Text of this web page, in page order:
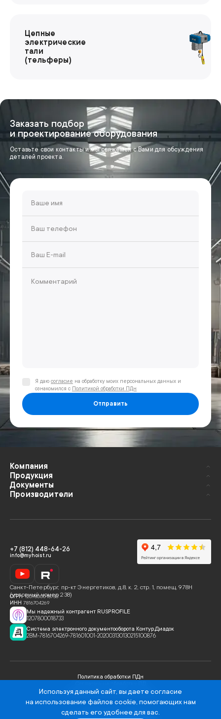
Цепные
электрические
тали
(тельферы)
Заказать подбор
и проектирование оборудования
Оставьте свои контакты и мы свяжемся с Вами для обсуждения
деталей проекта.
Отправить
Я даю согласие на обработку моих персональных данных и
ознакомился с Политикой обработки ПДн
+7 (812) 448-64-26
info@myhoist.ru
Санкт-Петербург, пр-кт Энергетиков, д.8, к. 2, стр. 1, помещ. 978Н
(условный номер 238)
ОГРН1207800018733
ИНН7816704269
Мы надежный контрагент RUSPROFILE
1207800018733
Система электронного документооборота Контур.Диадок
2BM-7816704269-781601001-202003130130215100876
Компания
Продукция
Документы
Производители
Политика обработки ПДн
Политика использования cookies
© Хоист, 2020 -
Пользовательское соглашение
Используя данный сайт, вы даете согласие
на использование файлов cookie , помогающих нам
сделать его удобнее для вас.